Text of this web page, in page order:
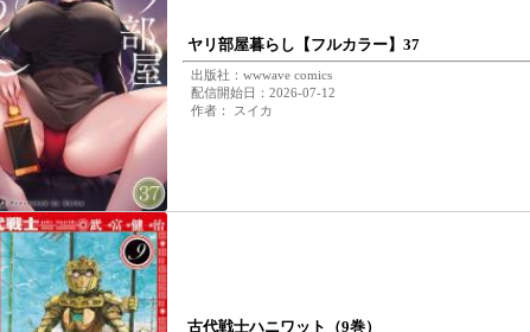
ヤリ部屋暮らし【フルカラー】37
出版社：wwwave comics
配信開始日：2026-07-12
作者： スイカ
古代戦士ハニワット（9巻）